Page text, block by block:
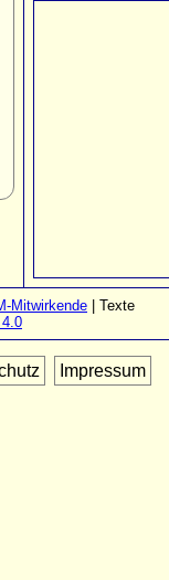
Mitwirkende | Texte
Impressum